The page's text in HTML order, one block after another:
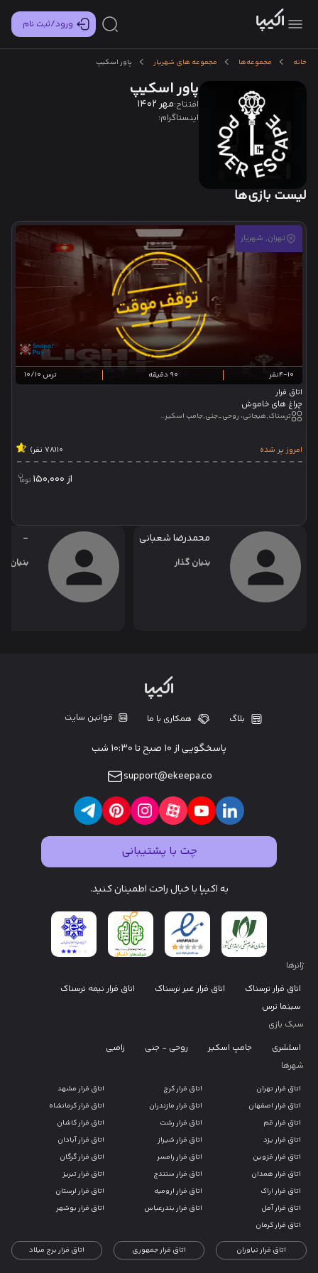
ورود/ثبت نام
خانه مجموعه‌ها مجموعه های شهریار پاور اسکیپ
پاور اسکیپ
افتتاح:مهر 1402
اینستاگرام:
لیست بازی‌ها
تهران, شهریار
4-10نفر 90 دقیقه ترس 10/10
اتاق فرار
چراغ های خاموش
ترسناک,هیجانی، روحی_جنی,جامپ اسکیر,تئاتر تعاملی,تئاتر نمایشی
امروز پر شده 10(78 نفر)
از150,000
محمدرضا شعبانی
بنیان گذار
-
بنیان
بلاگ همکاری با ما قوانین سایت
پاسخگویی از ۱۰ صبح تا ۱۰:۳۰ شب
support@ekeepa.co
چت با پشتیبانی
به اکیپا با خیال راحت اطمینان کنید.
ژانرها
اتاق فرار ترسناک
اتاق فرار غیر ترسناک
اتاق فرار نیمه ترسناک
سینما ترس
سبک بازی
اسلشری
جامپ اسکیر روحی - جنی
زامبی
شهرها
اتاق فرار تهران اتاق فرار کرج
اتاق فرار مشهد
اتاق فرار اصفهان
اتاق فرار مازندران
اتاق فرار کرمانشاه
اتاق فرار قم
اتاق فرار رشت
اتاق فرار کاشان
اتاق فرار یزد
اتاق فرار شیراز
اتاق فرار آبادان
اتاق فرار قزوین
اتاق فرار رامسر
اتاق فرار گرگان
اتاق فرار همدان
اتاق فرار سنندج
اتاق فرار تبریز
اتاق فرار اراک
اتاق فرار ارومیه
اتاق فرار لرستان
اتاق فرار آمل
اتاق فرار بندرعباس
اتاق فرار بوشهر
اتاق فرار کرمان
اتاق فرار نیاوران اتاق فرار جمهوری اتاق فرار برج میلاد